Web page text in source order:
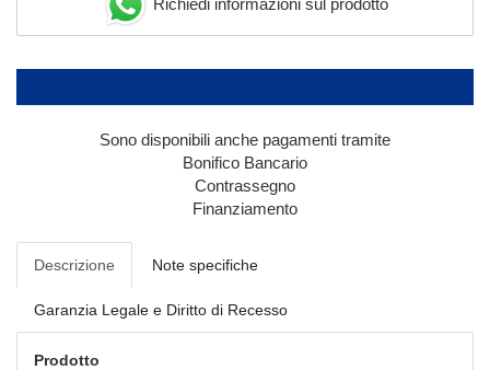
Richiedi informazioni sul prodotto
Sono disponibili anche pagamenti tramite
Bonifico Bancario
Contrassegno
Finanziamento
Descrizione Note specifiche
Garanzia Legale e Diritto di Recesso
Prodotto